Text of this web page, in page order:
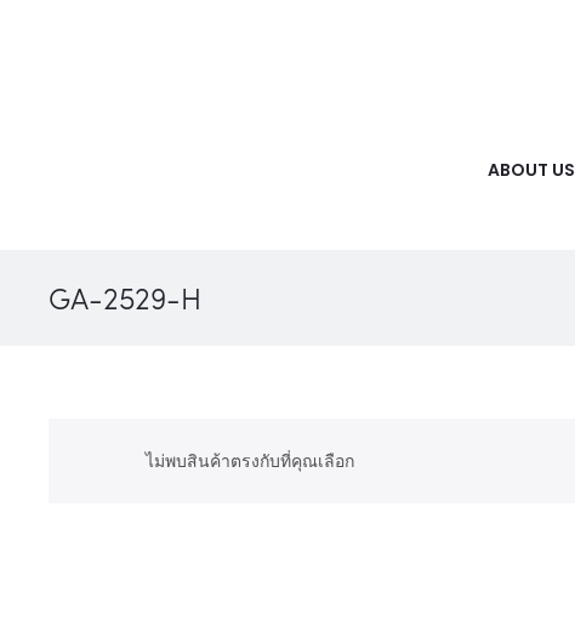
ABOUT US
GA-2529-H
ไม่พบสินค้าตรงกับที่คุณเลือก